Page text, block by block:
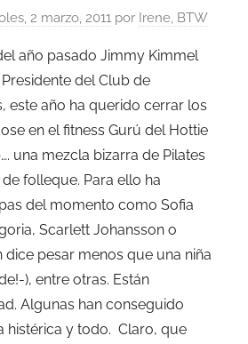
2 marzo, 2011 por Irene, BTW
año pasado Jimmy Kimmel
del Club de
este año ha querido cerrar los
en el fitness Gurú del Hottie
una mezcla bizarra de Pilates
folleque. Para ello ha
del momento como Sofia
Scarlett Johansson o
dice pesar menos que una niña
), entre otras. Están
Algunas han conseguido
histérica y todo. Claro, que